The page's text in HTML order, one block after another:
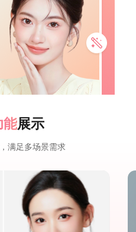
能展示
满足多场景需求